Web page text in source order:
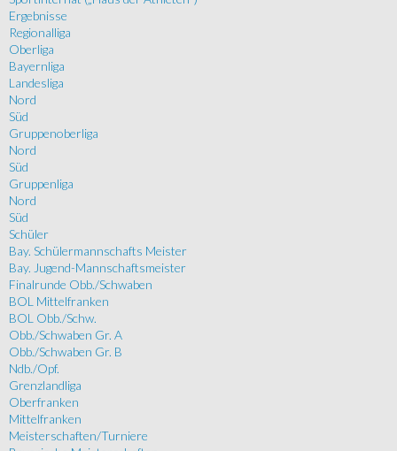
Ergebnisse
Regionalliga
Oberliga
Bayernliga
Landesliga
Nord
Süd
Gruppenoberliga
Nord
Süd
Gruppenliga
Nord
Süd
Schüler
Bay. Schülermannschafts Meister
Bay. Jugend-Mannschaftsmeister
Finalrunde Obb./Schwaben
BOL Mittelfranken
BOL Obb./Schw.
Obb./Schwaben Gr. A
Obb./Schwaben Gr. B
Ndb./Opf.
Grenzlandliga
Oberfranken
Mittelfranken
Meisterschaften/Turniere